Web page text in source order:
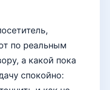
по реальным
а какой пока
спокойно: